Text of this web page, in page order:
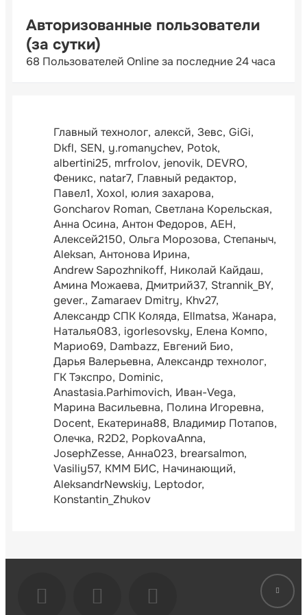
Авторизованные пользователи
(за сутки)
68 Пользователей Online за последние 24 часа
Главный технолог алексй Зевс GiGi
Dkfl SEN y.romanychev Potok
albertini25 mrfrolov jenovik DEVRO
Феникс natar7 Главный редактор
Павел1 Xoxol юлия захарова
Goncharov Roman Светлана Корельская
Анна Осина Антон Федоров АЕН
Алексей2150 Ольга Морозова Степаныч
Aleksan Антонова Ирина
Andrew Sapozhnikoff Николай Кайдаш
Амина Можаева Дмитрий37 Strannik_BY
gever. Zamaraev Dmitry Khv27
Александр СПК Коляда Ellmatsa Жанара
Наталья083 igorlesovsky Елена Компо
Марио69 Dambazz Евгений Био
Дарья Валерьевна Александр технолог
ГК Тэкспро Dominic
Anastasia.Parhimovich Иван-Vega
Марина Васильевна Полина Игоревна
Docent Екатерина88 Владимир Потапов
Олечка R2D2 PopkovaAnna
JosephZesse Анна023 brearsalmon
Vasiliy57 КММ БИС Начинающий
AleksandrNewskiy Leptodor
Konstantin_Zhukov